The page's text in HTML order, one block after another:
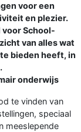
voor een
en plezier.
School-
van alles wat
bieden heeft, in
onderwijs
te vinden van
speciaal
meeslepende